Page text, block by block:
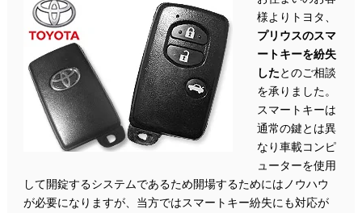
様よりトヨタ、
プリウスのスマ
ートキーを紛失
したとのご相談
を承りました。
スマートキーは
通常の鍵とは異
なり車載コンピ
ューターを使用
して開錠するシステムであるため開場するためにはノウハウ
が必要になりますが、当方ではスマートキー紛失にも対応が